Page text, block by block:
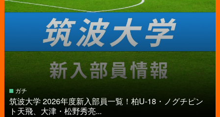
ガチ
筑波大学 2026年度新入部員一覧！柏U-18・ノグチピン
ト天飛、大津・松野秀亮...